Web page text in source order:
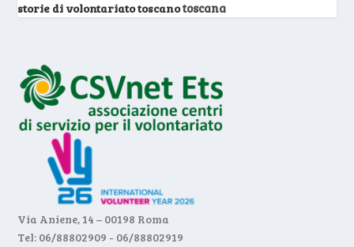
storie di volontariato toscanotoscana
Via Aniene, 14 – 00198 Roma
Tel: 06/88802909 - 06/88802919